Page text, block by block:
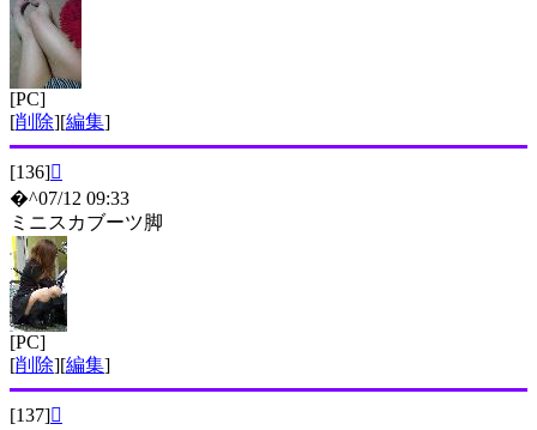
[PC]
[削除][編集]
[136]
�^07/12 09:33
ミニスカブーツ脚
[PC]
[削除][編集]
[137]